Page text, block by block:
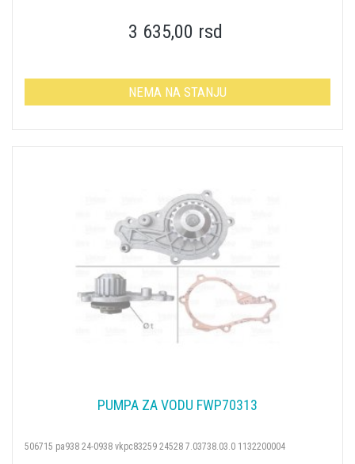
3 635,00 rsd
NEMA NA STANJU
PUMPA ZA VODU FWP70313
506715 pa938 24-0938 vkpc83259 24528 7.03738.03.0 1132200004